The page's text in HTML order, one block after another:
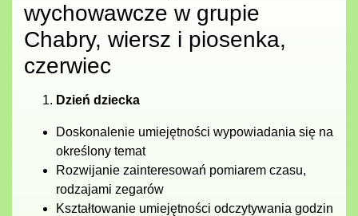
wychowawcze w grupie
Chabry, wiersz i piosenka,
czerwiec
Dzień dziecka
Doskonalenie umiejętności wypowiadania się na
określony temat
Rozwijanie zainteresowań pomiarem czasu,
rodzajami zegarów
Kształtowanie umiejętności odczytywania godzin